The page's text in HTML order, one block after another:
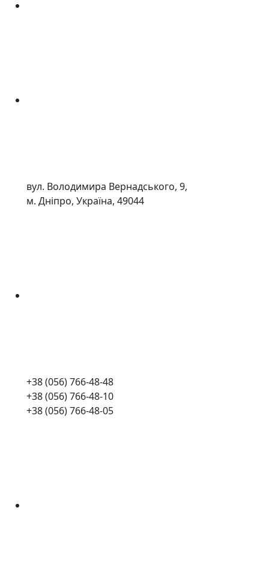
вул. Володимира Вернадського, 9,
м. Дніпро, Україна, 49044
+38 (056) 766-48-48
+38 (056) 766-48-10
+38 (056) 766-48-05